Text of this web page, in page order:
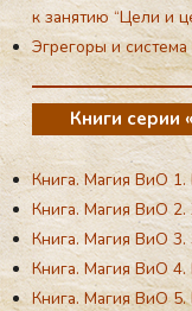
Сила Стихий
Управляем
Хитросплетения
живешь
Цели и ценности.
к занятию “Цели и
Эгрегоры и
Книги серии